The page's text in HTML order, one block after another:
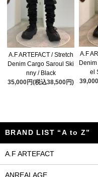
A.F ARTEFACT / Stretch
Denim Cargo Saroul Ski
nny / Black
35,000円(税込38,500円)
A.F
el
BRAND LIST “A to Z”
A.F ARTEFACT
ANREALAGE